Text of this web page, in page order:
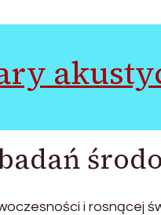
i rosnącej